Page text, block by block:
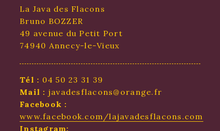
La Java des Flacons
Bruno BOZZER
49 avenue du Petit Port
74940 Annecy-le-Vieux
Tél : 04 50 23 31 39
Mail : javadesflacons@orange.fr
Facebook :
www.facebook.com/lajavadesflacons.com
Instagram: